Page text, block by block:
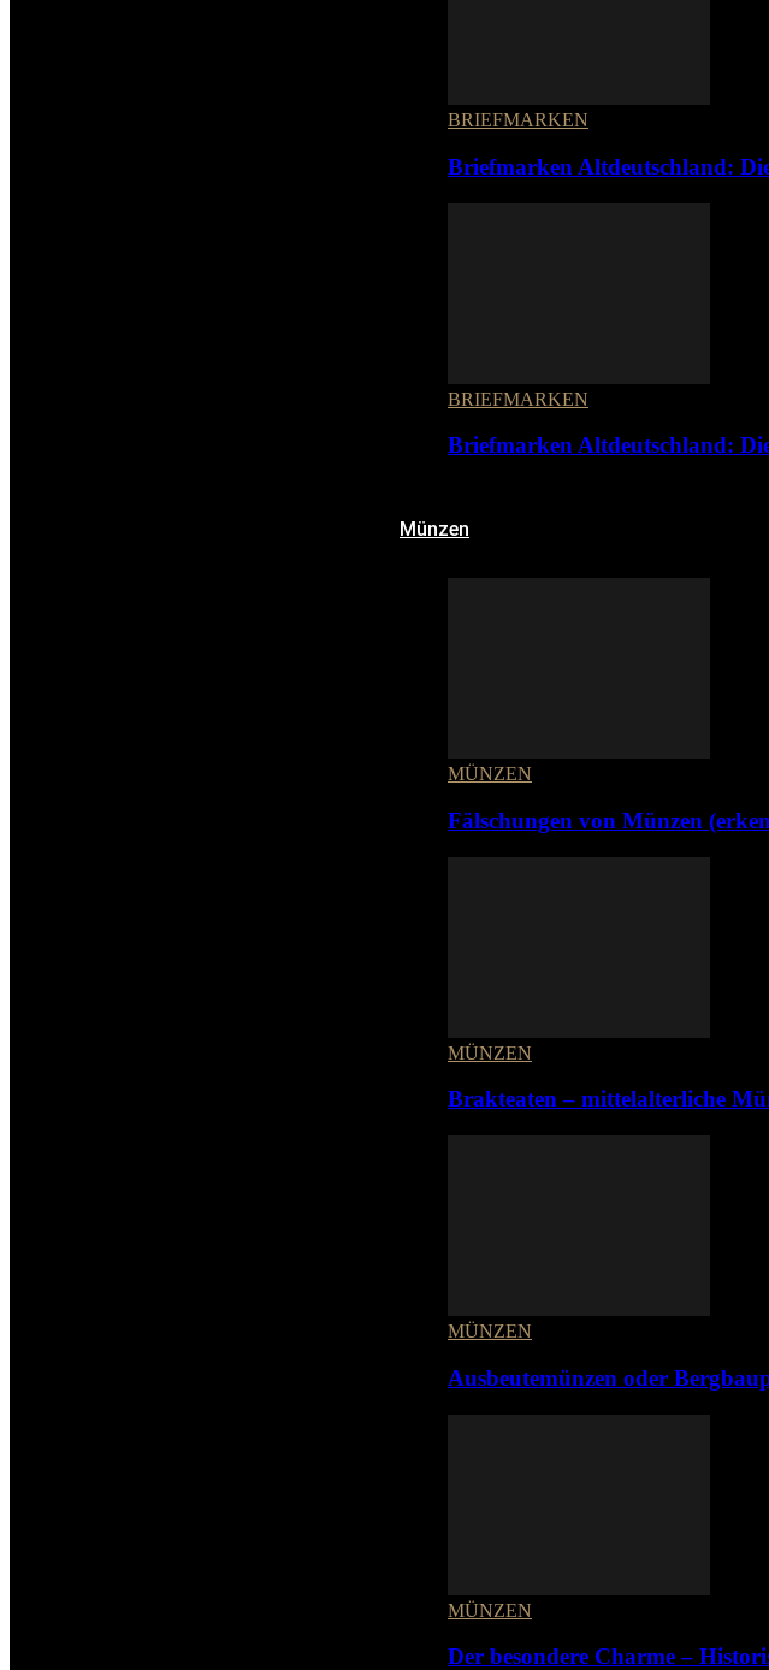
BRIEFMARKEN
Briefmarken Altdeutschland:
BRIEFMARKEN
Briefmarken Altdeutschland:
Münzen
MÜNZEN
Fälschungen von Münzen
MÜNZEN
Brakteaten – mittelalterliche
MÜNZEN
Ausbeutemünzen oder
MÜNZEN
Der besondere Charme –